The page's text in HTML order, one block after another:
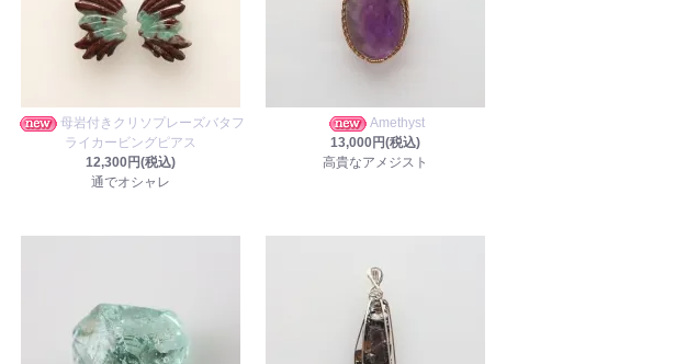
母岩付きクリソプレーズバタフ
ライカービングピアス
12,300円(税込)
通でオシャレ
Amethyst
13,000円(税込)
高貴なアメジスト